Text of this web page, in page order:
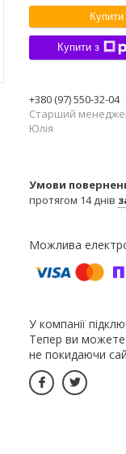
Купити
Купити з
+380 (97) 550-32-04
Старший
Юлія
протягом 14 днів
У компанії
Тепер ви можете
не покидаючи